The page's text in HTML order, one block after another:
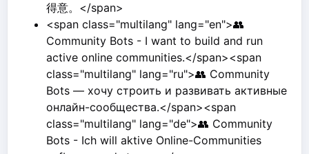
得意。</span>
<span class="multilang" lang="en">👥
Community Bots - I want to build and run
active online communities.</span><span
class="multilang" lang="ru">👥 Community
Bots — хочу строить и развивать активные
онлайн-сообщества.</span><span
class="multilang" lang="de">👥 Community
Bots - Ich will aktive Online-Communities